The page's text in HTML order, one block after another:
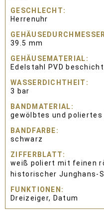
GESCHLECHT
Herrenuhr
39.5 mm
GEHÄUSEMATERIAL
Edelstahl PVD
WASSERDICHTHEIT
3 bar
BANDMATERIAL
gewölbtes und poliertes
BANDFARBE
schwarz
ZIFFERBLATT
weiß poliert mit feinen
historischer Junghans-
FUNKTIONEN
Dreizeiger, Datum